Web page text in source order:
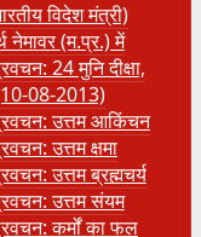
विदेश मंत्री)
नेमावर (म.प्र.) में
24 मुनि दीक्षा,
08-2013)
उत्तम आकिंचन
उत्तम क्षमा
उत्तम ब्रह्मचर्य
उत्तम संयम
कर्मों का फल